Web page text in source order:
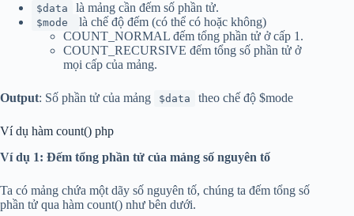
$data là mảng cần đếm số phần tử.
$mode
là chế độ đếm (có thể có hoặc không)
COUNT_NORMAL đếm tổng phần tử ở cấp 1.
COUNT_RECURSIVE đếm tổng số phần tử ở
mọi cấp của mảng.
Output: Số phần tử của mảng $data theo chế độ $mode
Ví dụ hàm count() php
Ví dụ 1: Đếm tổng phần tử của mảng số nguyên tố
Ta có mảng chứa một dãy số nguyên tố, chúng ta đếm tổng số
phần tử qua hàm count() như bên dưới.